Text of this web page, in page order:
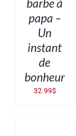
barbe à
papa –
Un
instant
de
bonheur
32.99$